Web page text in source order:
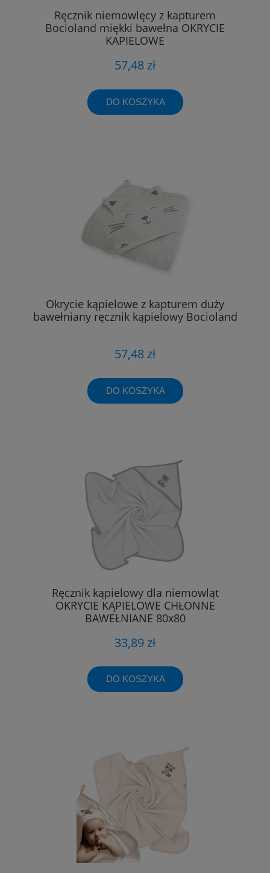
Ręcznik niemowlęcy z kapturem
Bocioland miękki bawełna OKRYCIE
KĄPIELOWE
57,48 zł
DO KOSZYKA
Okrycie kąpielowe z kapturem duży
bawełniany ręcznik kąpielowy Bocioland
57,48 zł
DO KOSZYKA
Ręcznik kąpielowy dla niemowląt
OKRYCIE KĄPIELOWE CHŁONNE
BAWEŁNIANE 80x80
33,89 zł
DO KOSZYKA